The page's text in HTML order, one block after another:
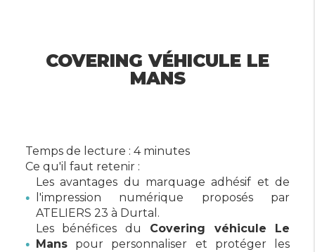
EN SAVOIR PLUS
COVERING VÉHICULE LE
MANS
Temps de lecture : 4 minutes
Ce qu'il faut retenir :
Les avantages du marquage adhésif et de
l'impression numérique proposés par
ATELIERS 23 à Durtal.
Les bénéfices du Covering véhicule Le
Manspour personnaliser et protéger les